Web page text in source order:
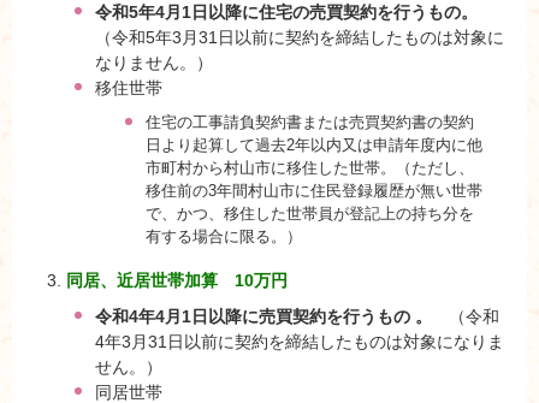
令和5年4月1日以降に住宅の売買契約を行うもの。
（令和5年3月31日以前に契約を締結したものは対象に
なりません。）
移住世帯
住宅の工事請負契約書または売買契約書の契約
日より起算して過去2年以内又は申請年度内に他
市町村から村山市に移住した世帯。（ただし、
移住前の3年間村山市に住民登録履歴が無い世帯
で、かつ、移住した世帯員が登記上の持ち分を
有する場合に限る。）
同居、近居世帯加算 10万円
令和4年4月1日以降に売買契約を行うもの 。
（令和
4年3月31日以前に契約を締結したものは対象になりま
せん。）
同居世帯